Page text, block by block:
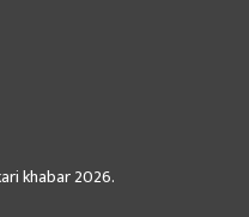
khabar2026.